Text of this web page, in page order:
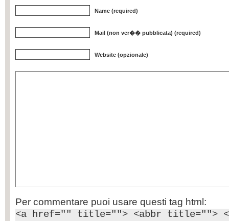
Name (required)
Mail (non ver�� pubblicata) (required)
Website (opzionale)
Per commentare puoi usare questi tag html:
<a href="" title=""> <abbr title="">